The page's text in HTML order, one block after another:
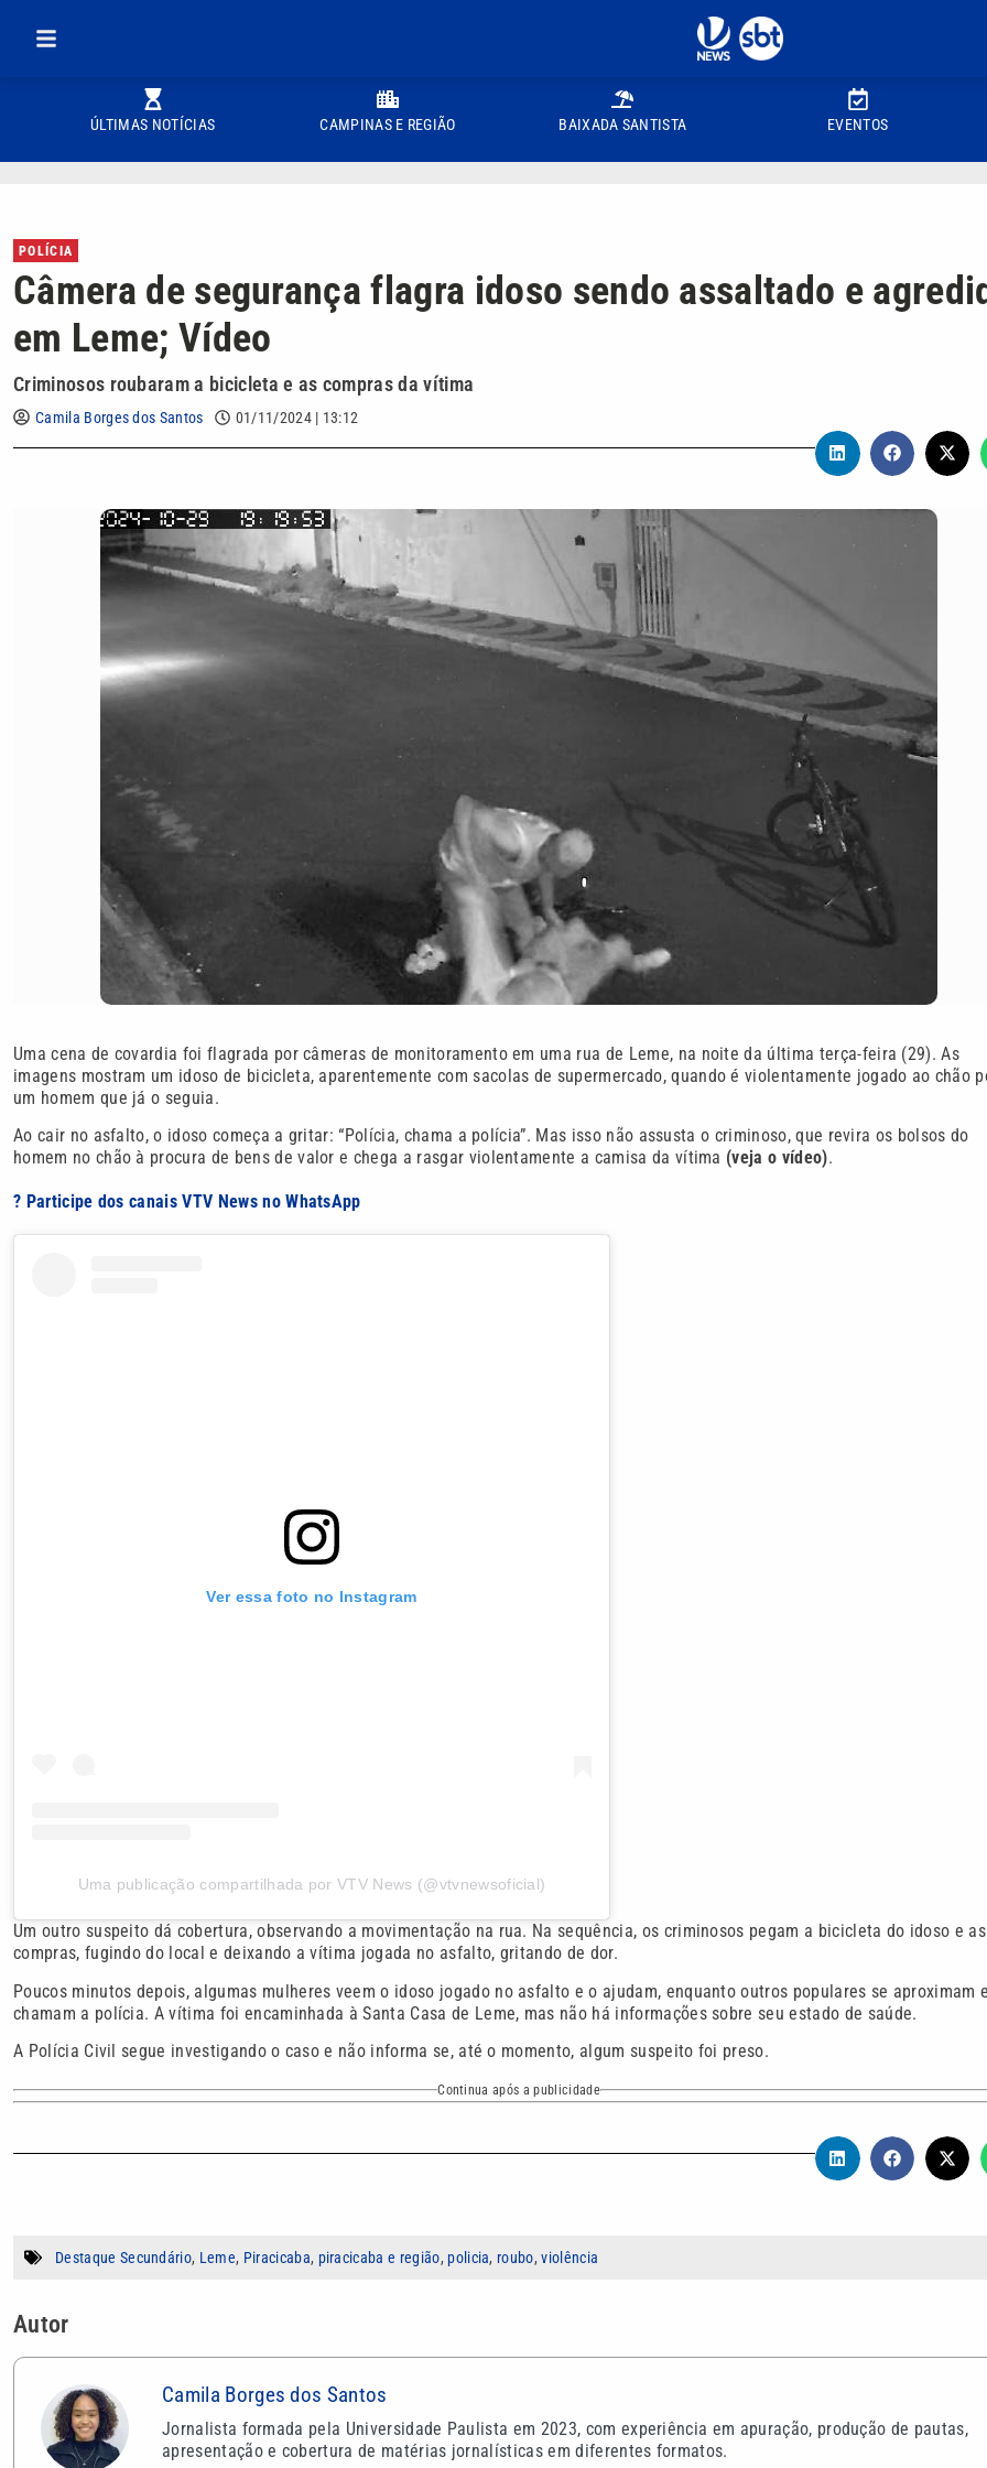
ÚLTIMAS NOTÍCIAS CAMPINAS E REGIÃO BAIXADA SANTISTA EVENTOS
POLÍCIA
Câmera de segurança flagra idoso sendo assaltado e
em Leme; Vídeo
Criminosos roubaram a bicicleta e as compras da vítima
Camila Borges dos Santos 01/11/2024 | 13:12
Uma cena de covardia foi flagrada por câmeras de monitoramento em uma rua de Leme, na noite da última terça-feira (29). As
imagens mostram um idoso de bicicleta, aparentemente com sacolas de supermercado, quando é violentamente jogado ao chão
um homem que já o seguia.
Ao cair no asfalto, o idoso começa a gritar: “Polícia, chama a polícia”. Mas isso não assusta o criminoso, que revira os bolsos do
homem no chão à procura de bens de valor e chega a rasgar violentamente a camisa da vítima (veja o vídeo).
? Participe dos canais VTV News no WhatsApp
Ver essa foto no Instagram
Uma publicação compartilhada por VTV News (@vtvnewsoficial)
Um outro suspeito dá cobertura, observando a movimentação na rua. Na sequência, os criminosos pegam a bicicleta do idoso e as
compras, fugindo do local e deixando a vítima jogada no asfalto, gritando de dor.
Poucos minutos depois, algumas mulheres veem o idoso jogado no asfalto e o ajudam, enquanto outros populares se aproximam
chamam a polícia. A vítima foi encaminhada à Santa Casa de Leme, mas não há informações sobre seu estado de saúde.
A Polícia Civil segue investigando o caso e não informa se, até o momento, algum suspeito foi preso.
Continua após a publicidade
Destaque Secundário, Leme, Piracicaba, piracicaba e região, policia, roubo,violência
Autor
Camila Borges dos Santos
Jornalista formada pela Universidade Paulista em 2023, com experiência em apuração, produção de pautas,
apresentação e cobertura de matérias jornalísticas em diferentes formatos.